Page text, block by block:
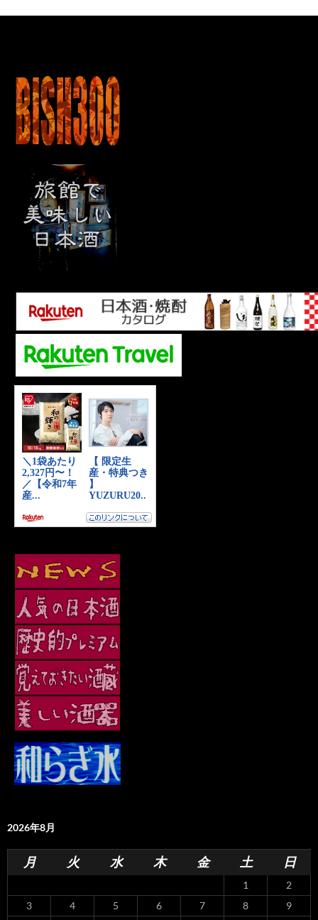
2026年8月
月 火 水 木 金 土 日
1
2
3
4 5 6 7 8
9